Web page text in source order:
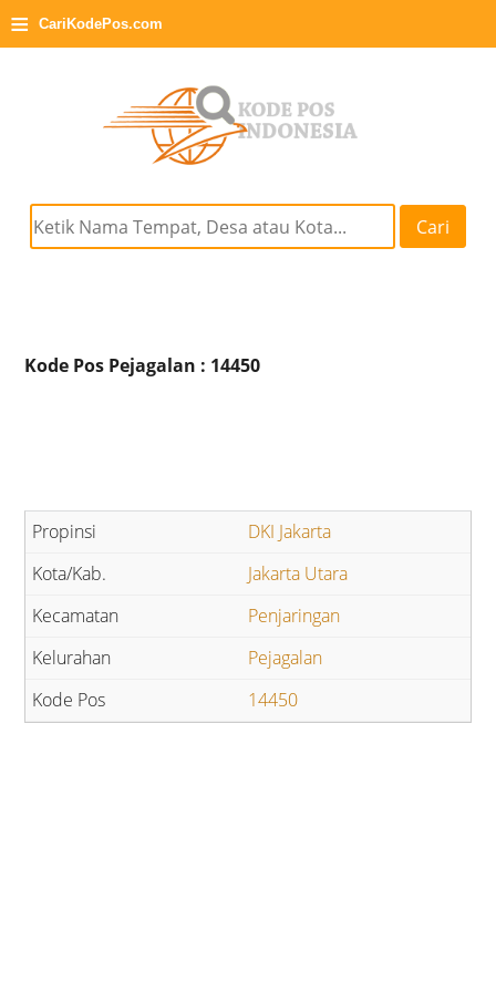
≡ CariKodePos.com
Cari
Kode Pos Pejagalan : 14450
DKI Jakarta
Jakarta Utara
Penjaringan
Pejagalan
14450